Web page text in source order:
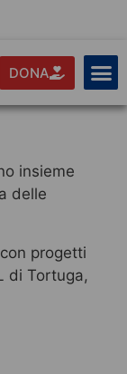
DONA
insieme
delle
progetti
di Tortuga,